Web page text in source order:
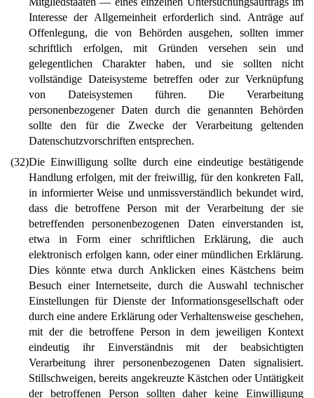
Interesse der Allgemeinheit erforderlich sind. Anträge auf
Offenlegung, die von Behörden ausgehen, sollten immer
schriftlich erfolgen, mit Gründen versehen sein und
gelegentlichen Charakter haben, und sie sollten nicht
vollständige Dateisysteme betreffen oder zur Verknüpfung
von Dateisystemen führen. Die Verarbeitung
personenbezogener Daten durch die genannten Behörden
sollte den für die Zwecke der Verarbeitung geltenden
Datenschutzvorschriften entsprechen.
(32)Die Einwilligung sollte durch eine eindeutige bestätigende
Handlung erfolgen, mit der freiwillig, für den konkreten Fall,
in informierter Weise und unmissverständlich bekundet wird,
dass die betroffene Person mit der Verarbeitung der sie
betreffenden personenbezogenen Daten einverstanden ist,
etwa in Form einer schriftlichen Erklärung, die auch
elektronisch erfolgen kann, oder einer mündlichen Erklärung.
Dies könnte etwa durch Anklicken eines Kästchens beim
Besuch einer Internetseite, durch die Auswahl technischer
Einstellungen für Dienste der Informationsgesellschaft oder
durch eine andere Erklärung oder Verhaltensweise geschehen,
mit der die betroffene Person in dem jeweiligen Kontext
eindeutig ihr Einverständnis mit der beabsichtigten
Verarbeitung ihrer personenbezogenen Daten signalisiert.
Stillschweigen, bereits angekreuzte Kästchen oder Untätigkeit
der betroffenen Person sollten daher keine Einwilligung